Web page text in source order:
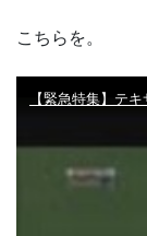
こちらを。